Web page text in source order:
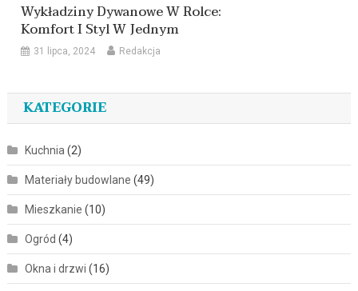
Wykładziny Dywanowe W Rolce:
Komfort I Styl W Jednym
31 lipca, 2024 Redakcja
KATEGORIE
Kuchnia (2)
Materiały budowlane (49)
Mieszkanie (10)
Ogród (4)
Okna i drzwi (16)